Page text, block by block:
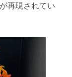
再現されてい